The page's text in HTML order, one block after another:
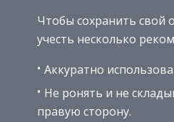
Чтобы сохранить свой
учесть несколько
Аккуратно
Не ронять и не
правую сторону.